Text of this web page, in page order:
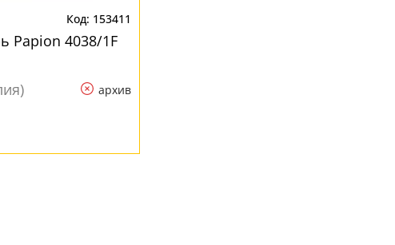
153411
Papion 4038/1F
архив